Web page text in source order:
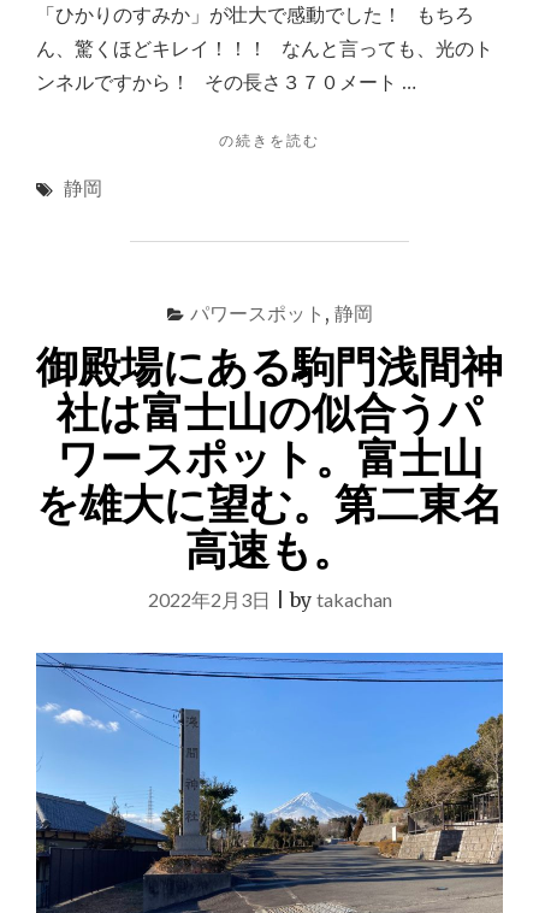
ョ
ン"
「ひかりのすみか」が壮大で感動でした！ もちろ
ん、驚くほどキレイ！！！ なんと言っても、光のト
ンネルですから！ その長さ３７０メート …
"御
原
栖
イ
ル
ミ
ネ
ー
シ
ョ
ン
「み
か
す
大
で
感
動。
３
の続きを読む
静岡
パワースポット , 静岡
御殿場にある駒門浅間神
社は富士山の似合うパ
ワースポット。富士山
を雄大に望む。第二東名
高速も。
2022年2月3日 |by takachan